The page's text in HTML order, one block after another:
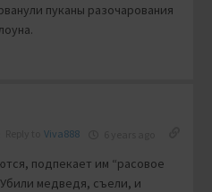
пуканы разочарования
Viva888
подпекает им “расовое
медведя, съели, и